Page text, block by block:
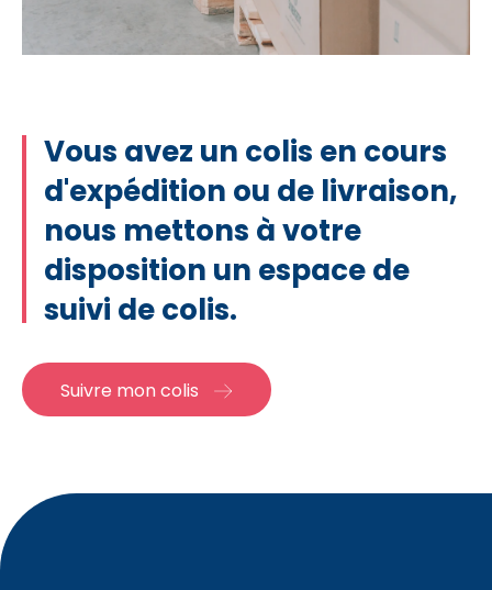
Vous avez un colis en cours
d'expédition ou de livraison,
nous mettons à votre
disposition un espace de
suivi de colis.
Suivre mon colis